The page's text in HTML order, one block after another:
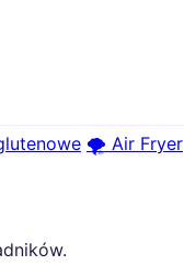
🌪️ Air Fryer